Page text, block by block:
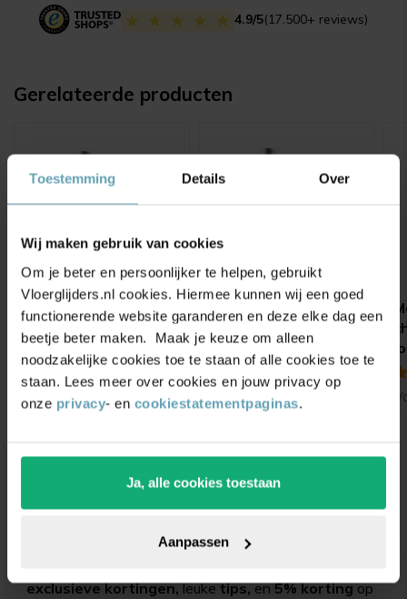
Toestemming Details Over
Wij maken gebruik van cookies
Om je beter en persoonlijker te helpen, gebruikt
Vloerglijders.nl cookies. Hiermee kunnen wij een goed
functionerende website garanderen en deze elke dag een
beetje beter maken. Maak je keuze om alleen
noodzakelijke cookies toe te staan of alle cookies toe te
staan. Lees meer over cookies en jouw privacy op
onze privacy- en cookiestatementpaginas.
Ja, alle cookies toestaan
Aanpassen
4.9/5(17.500+ reviews)
Gerelateerde producten
Meubelwiel 35 mm
zacht loopvlak zwart
met schroefdraad M8
& M10
4,95
Meubelwiel 35 mm
met rem zacht
loopvlak met
schroefdraad
M8/M10
Vanaf 6,25
kortingsactiesen
exclusieve kortingen,leuketips,en5% kortingop